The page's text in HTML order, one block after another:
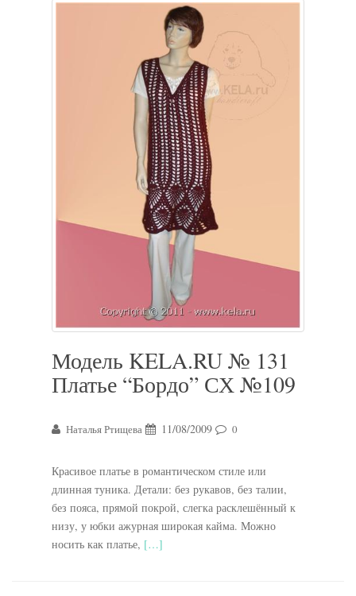
Модель KELA.RU № 131
Платье “Бордо” СХ №109
Наталья Ртищева 11/08/2009 0
Красивое платье в романтическом стиле или
длинная туника. Детали: без рукавов, без талии,
без пояса, прямой покрой, слегка расклешённый к
низу, у юбки ажурная широкая кайма. Можно
носить как платье, […]